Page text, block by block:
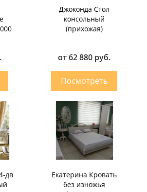
Джоконда Стол
консольный
(прихожая)
от 62 880 руб.
дв
Екатерина Кровать
без изножья